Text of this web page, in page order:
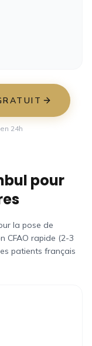
24h
pour
la pose de
CFAO rapide (2-3
patients français